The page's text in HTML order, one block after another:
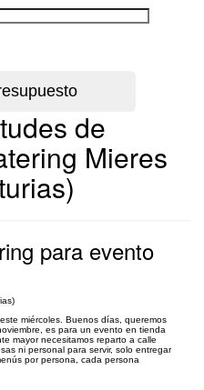
de
Mieres
para evento
miércoles. Buenos días, queremos
es para un evento en tienda
mayor necesitamos reparto a calle
ni personal para servir, solo entregar
por persona, cada persona